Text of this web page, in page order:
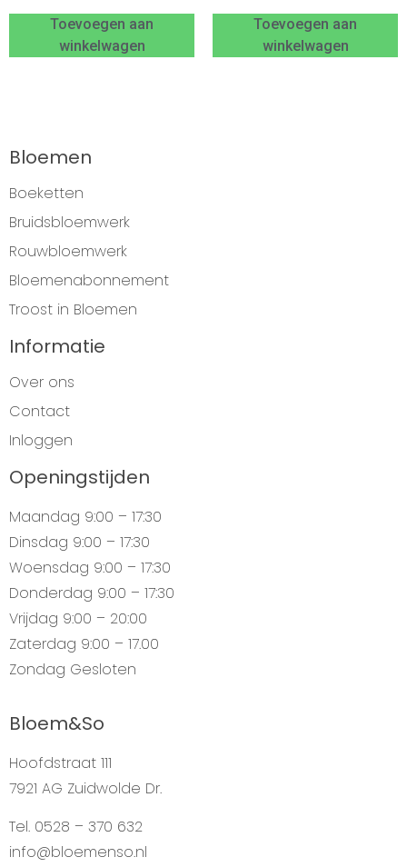
Toevoegen aan
winkelwagen
Toevoegen aan
winkelwagen
Bloemen
Boeketten
Bruidsbloemwerk
Rouwbloemwerk
Bloemenabonnement
Troost in Bloemen
Informatie
Over ons
Contact
Inloggen
Openingstijden
Maandag 9:00 – 17:30
Dinsdag 9:00 – 17:30
Woensdag 9:00 – 17:30
Donderdag 9:00 – 17:30
Vrijdag 9:00 – 20:00
Zaterdag 9:00 – 17.00
Zondag Gesloten
Bloem&So
Hoofdstraat 111
7921 AG Zuidwolde Dr.
Tel. 0528 – 370 632
info@bloemenso.nl